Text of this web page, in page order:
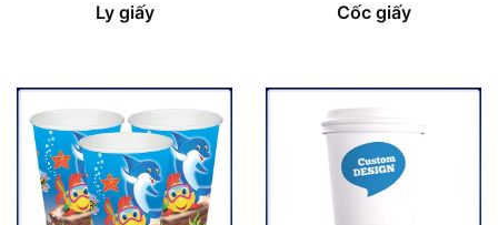
Ly giấy Cốc giấy